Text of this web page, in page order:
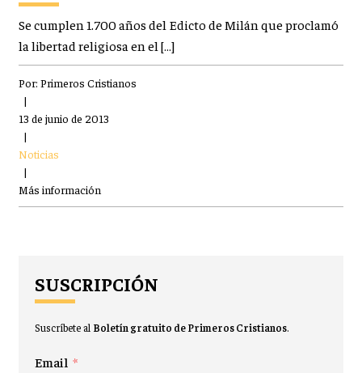
Se cumplen 1.700 años del Edicto de Milán que proclamó
la libertad religiosa en el […]
Por: Primeros Cristianos
|
13 de junio de 2013
|
Noticias
|
Más información
SUSCRIPCIÓN
Suscríbete al Boletín gratuito de Primeros Cristianos.
Email